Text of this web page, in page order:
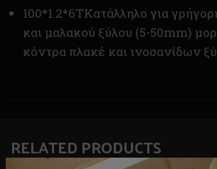
100*1.2*6ΤΚατάλληλο για
και μαλακού ξύλου (5-50mm)
κόντρα πλακέ και ινοσανίδων
RELATED PRODUCTS